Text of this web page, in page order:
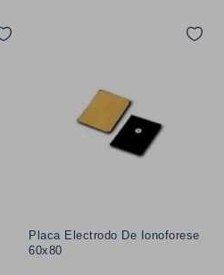
Placa Electrodo De Ionoforese
60x80